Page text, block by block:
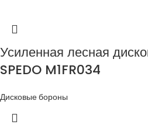
Усиленная лесная
SPEDO M1FR034
Дисковые бороны